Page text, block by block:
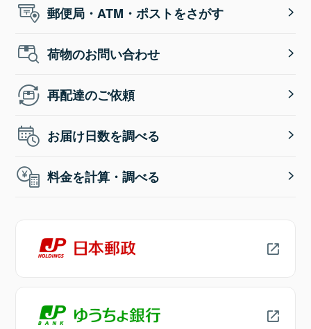
郵便局・ATM・ポストをさがす
荷物のお問い合わせ
再配達のご依頼
お届け日数を調べる
料金を計算・調べる